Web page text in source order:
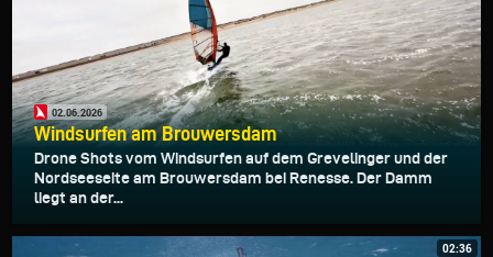
02.06.2026
Windsurfen am Brouwersdam
Drone Shots vom Windsurfen auf dem Grevelinger und der
Nordseeseite am Brouwersdam bei Renesse. Der Damm
liegt an der...
02:36